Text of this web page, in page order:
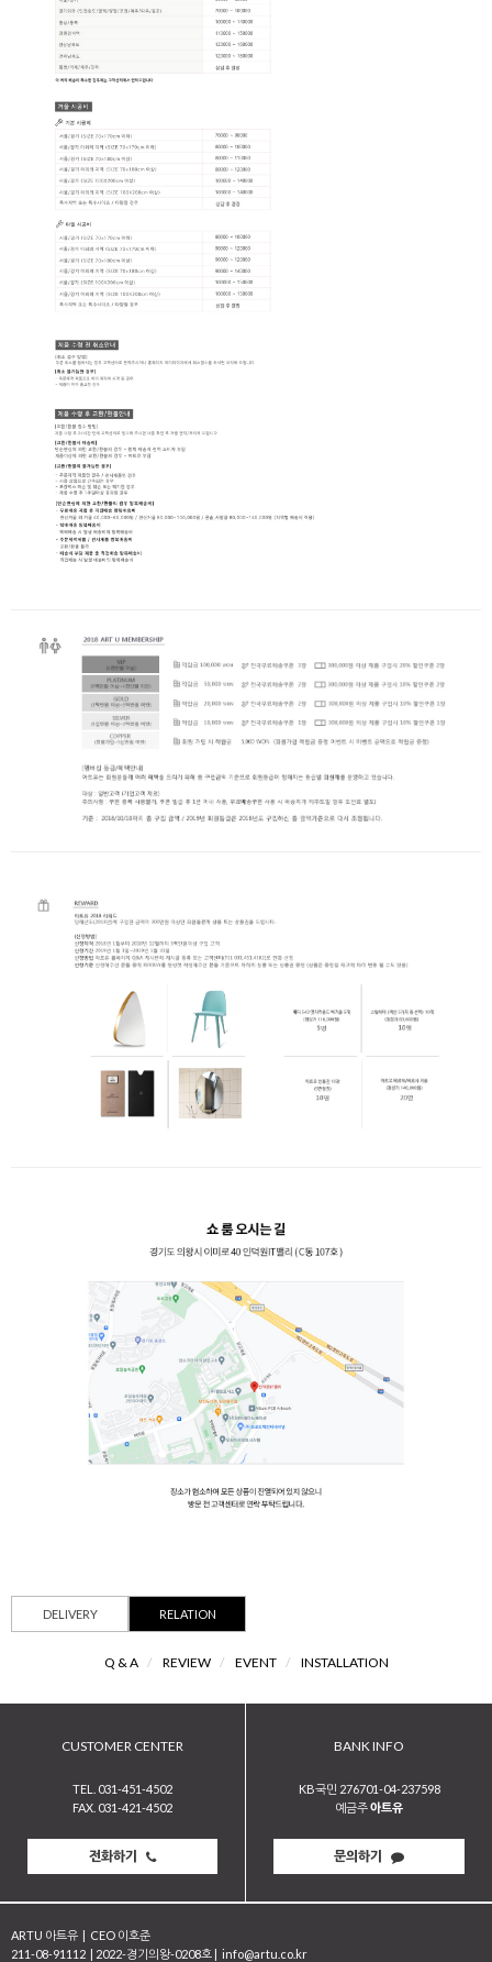
DELIVERY RELATION
Q & A / REVIEW / EVENT / INSTALLATION
CUSTOMER CENTER
TEL. 031-451-4502
FAX. 031-421-4502
전화하기
BANK INFO
KB국민 276701-04-237598
예금주아트유
문의하기
ARTU 아트유
CEO 이호준
211-08-91112
2022-경기의왕-0208호 info@artu.co.kr